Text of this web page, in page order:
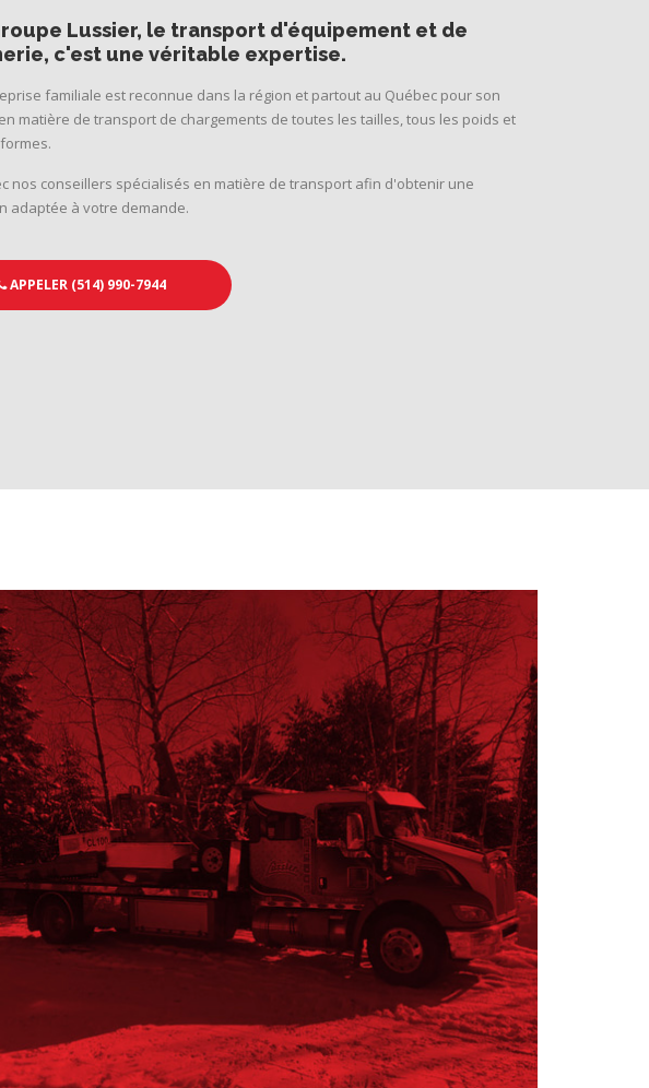
Lussier, le transport d'équipement et de
c'est une véritable expertise.
familiale est reconnue dans la région et partout au Québec pour son
matière de transport de chargements de toutes les tailles, tous les poids et
nos conseillers spécialisés en matière de transport afin d'obtenir une
adaptée à votre demande.
APPELER (514) 990-7944